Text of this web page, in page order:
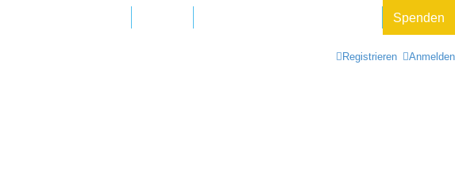
Spenden
Anmelden
Registrieren